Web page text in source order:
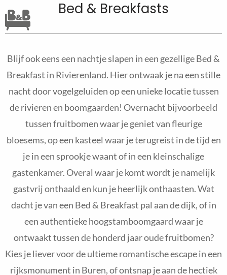
Bed & Breakfasts
Blijf ook eens een nachtje slapen in een gezellige Bed &
Breakfast in Rivierenland. Hier ontwaak je na een stille
nacht door vogelgeluiden op een unieke locatie tussen
de rivieren en boomgaarden! Overnacht bijvoorbeeld
tussen fruitbomen waar je geniet van fleurige
bloesems, op een kasteel waar je terugreist in de tijd en
je in een sprookje waant of in een kleinschalige
gastenkamer. Overal waar je komt wordt je namelijk
gastvrij onthaald en kun je heerlijk onthaasten. Wat
dacht je van een Bed & Breakfast pal aan de dijk, of in
een authentieke hoogstamboomgaard waar je
ontwaakt tussen de honderd jaar oude fruitbomen?
Kies je liever voor de ultieme romantische escape in een
rijksmonument in Buren, of ontsnap je aan de hectiek